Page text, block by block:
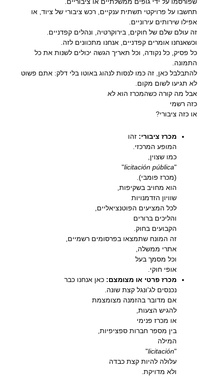
תחשבו על פרויקטי תשתית ענקיים, רכש ציבורי של ציוד, או
אפילו שירותים עירוניים.
זה עולם שלם של חוקים, בירוקרטיה, ונהלים קפדניים.
וכשאנחנו אומרים קפדניים, אנחנו מתכוונים לזה.
כל פסיק, כל נקודה, וכל תאריך הגשה יכולים לשנות את כל
התמונה.
להתבלבל כאן, זה כמו לנסות לנהוג באוטו בלי דלק: אתם פשוט
לא תגיעו לשום מקום.
אבל מה קורה כשהמכרז הוא לא
כזה רשמי
או כזה ציבורי?
מכרז ציבורי: זהו
המופע המרכזי.
כמו שצוין,
"
licitación pública
"
(מכרז פומבי).
הוא מחויב בשקיפות,
שוויון הזדמנויות
לכל המציעים הפוטנציאליים,
והליכים ברורים
הקבועים בחוק.
זה המונח שתמצאו בפרסומים רשמיים,
אתרי ממשלה,
וכל מסמך בעל
אופי חוקי.
מכרז פרטי או מצומצם: כאן אנחנו כבר
נכנסים לג'ונגל קצת שונה.
אם מדובר בהזמנה מצומצמת
להגיש הצעות,
או מכרז פנימי
בין מספר חברות ספציפיות,
המילה
"
licitación
"
עלולה להיות קצת כבדה
ולא מדויקת.